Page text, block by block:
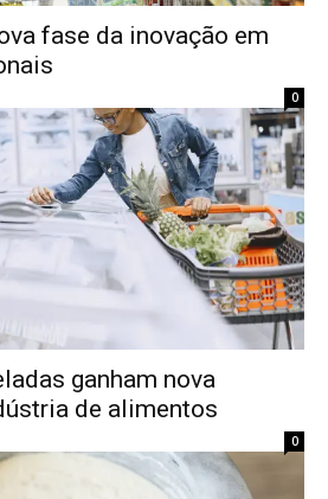
fase da inovação em
0
ganham nova
de alimentos
0